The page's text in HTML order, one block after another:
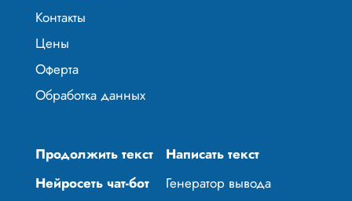
Контакты
Цены
Оферта
Обработка данных
Продолжить текст
Написать текст
Нейросеть чат-бот
Генератор вывода